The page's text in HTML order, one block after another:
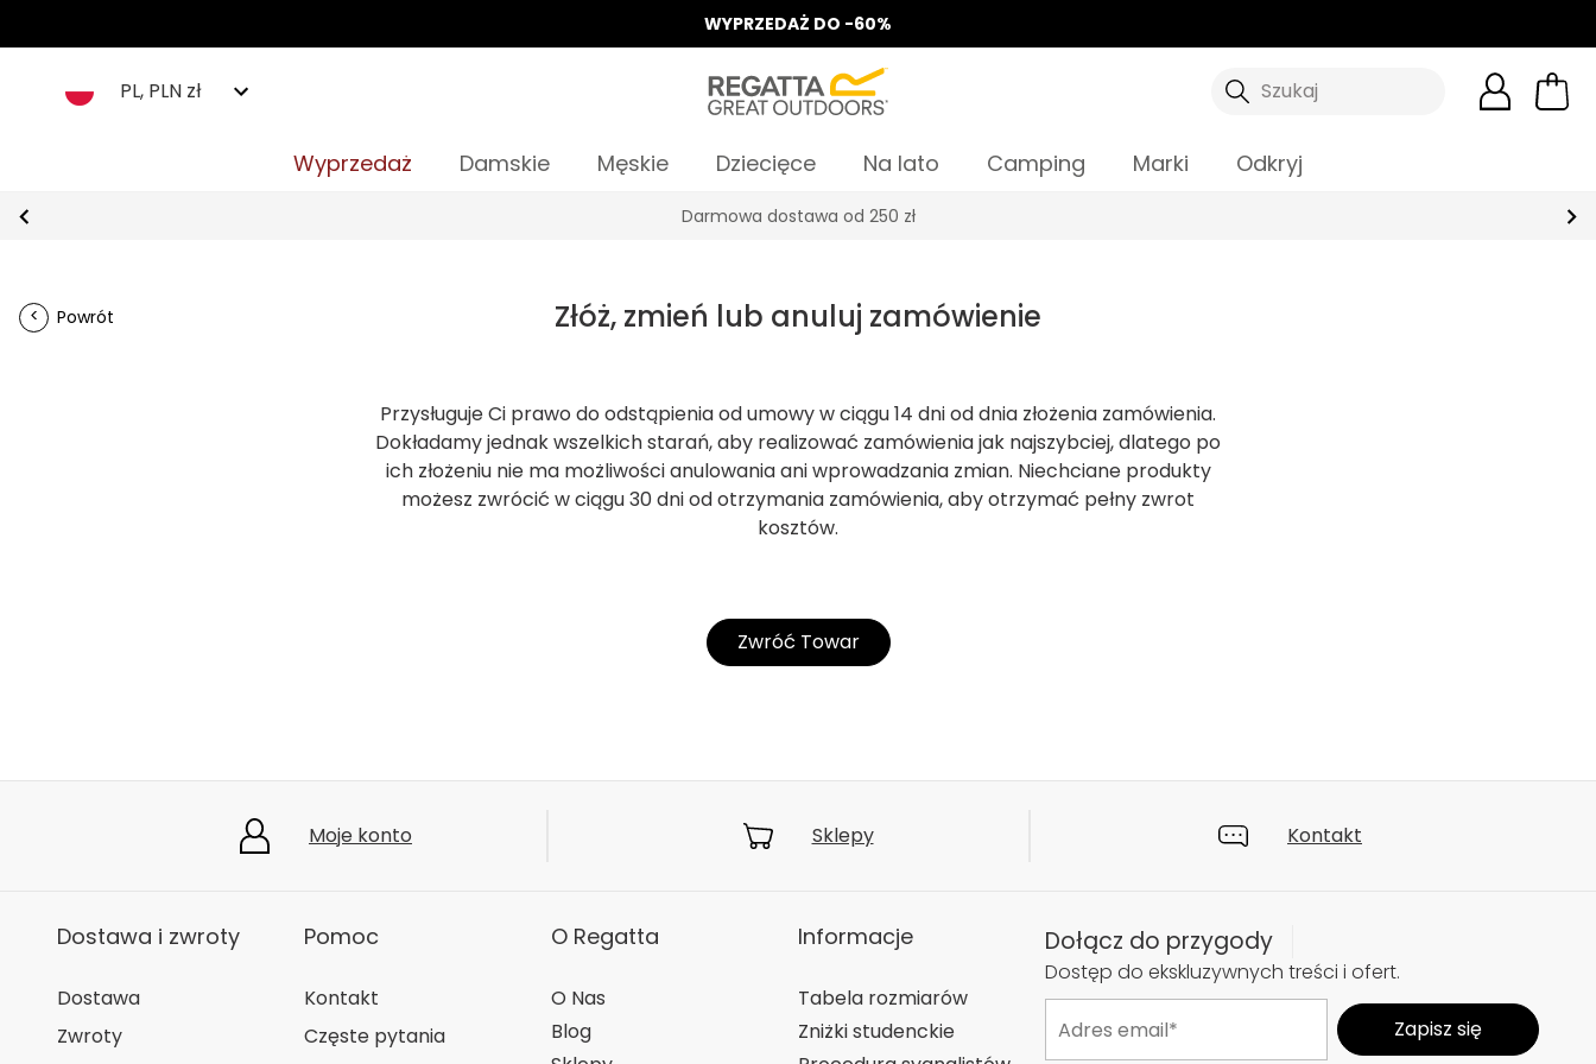
WYPRZEDAŻ DO -60%
PL, PLN zł Szukaj
Wyprzedaż Damskie Męskie Dziecięce Na lato Camping Marki Odkryj
Darmowa dostawa od 250 zł
Powrót Złóż, zmień lub anuluj zamówienie
Przysługuje Ci prawo do odstąpienia od umowy w ciągu 14 dni od dnia złożenia zamówienia.
Dokładamy jednak wszelkich starań, aby realizować zamówienia jak najszybciej, dlatego po
ich złożeniu nie ma możliwości anulowania ani wprowadzania zmian. Niechciane produkty
możesz zwrócić w ciągu 30 dni od otrzymania zamówienia, aby otrzymać pełny zwrot
kosztów.
Zwróć Towar
Moje konto Sklepy Kontakt
Dostawa i zwroty
Dostawa
Zwroty
Pomoc
Kontakt
Częste pytania
O Regatta
O Nas
Blog
Informacje
Tabela rozmiarów
Zniżki studenckie
Dołącz do przygody
Dostęp do ekskluzywnych treści i ofert.